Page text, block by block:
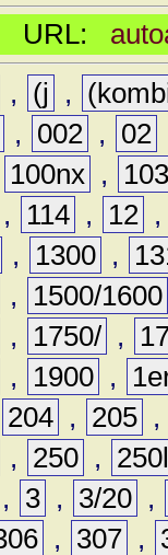
URL:
, (j ,
, 002 , 02
100nx ,
, 114 , 12
, 1300 ,
,
1500/1600
, 1750/ ,
, 1900 ,
204 , 205 ,
, 250 ,
, 3 , 3/20 ,
, 307 ,